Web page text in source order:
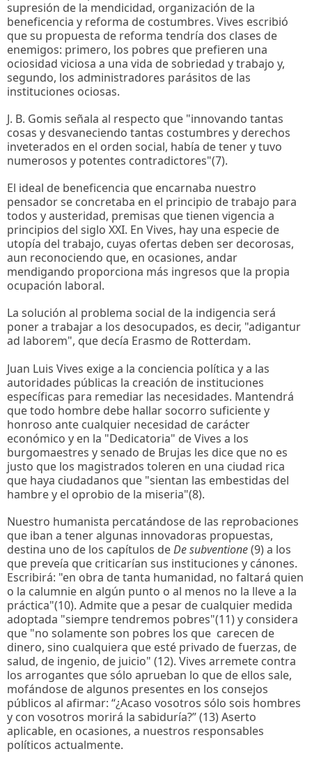
supresión de la mendicidad, organización de la
beneficencia y reforma de costumbres. Vives escribió
que su propuesta de reforma tendría dos clases de
enemigos: primero, los pobres que prefieren una
ociosidad viciosa a una vida de sobriedad y trabajo y,
segundo, los administradores parásitos de las
instituciones ociosas.
J. B. Gomis señala al respecto que "innovando tantas
cosas y desvaneciendo tantas costumbres y derechos
inveterados en el orden social, había de tener y tuvo
numerosos y potentes contradictores"(7).
El ideal de beneficencia que encarnaba nuestro
pensador se concretaba en el principio de trabajo para
todos y austeridad, premisas que tienen vigencia a
principios del siglo XXI. En Vives, hay una especie de
utopía del trabajo, cuyas ofertas deben ser decorosas,
aun reconociendo que, en ocasiones, andar
mendigando proporciona más ingresos que la propia
ocupación laboral.
La solución al problema social de la indigencia será
poner a trabajar a los desocupados, es decir, "adigantur
ad laborem", que decía Erasmo de Rotterdam.
Juan Luis Vives exige a la conciencia política y a las
autoridades públicas la creación de instituciones
específicas para remediar las necesidades. Mantendrá
que todo hombre debe hallar socorro suficiente y
honroso ante cualquier necesidad de carácter
económico y en la "Dedicatoria" de Vives a los
burgomaestres y senado de Brujas les dice que no es
justo que los magistrados toleren en una ciudad rica
que haya ciudadanos que "sientan las embestidas del
hambre y el oprobio de la miseria"(8).
Nuestro humanista percatándose de las reprobaciones
que iban a tener algunas innovadoras propuestas,
destina uno de los capítulos deDe subventione(9) a los
que preveía que criticarían sus instituciones y cánones.
Escribirá: "en obra de tanta humanidad, no faltará quien
o la calumnie en algún punto o al menos no la lleve a la
práctica"(10). Admite que a pesar de cualquier medida
adoptada "siempre tendremos pobres"(11) y considera
que "no solamente son pobres los que carecen de
dinero, sino cualquiera que esté privado de fuerzas, de
salud, de ingenio, de juicio" (12). Vives arremete contra
los arrogantes que sólo aprueban lo que de ellos sale,
mofándose de algunos presentes en los consejos
públicos al afirmar: “¿Acaso vosotros sólo sois hombres
y con vosotros morirá la sabiduría?” (13) Aserto
aplicable, en ocasiones, a nuestros responsables
políticos actualmente.